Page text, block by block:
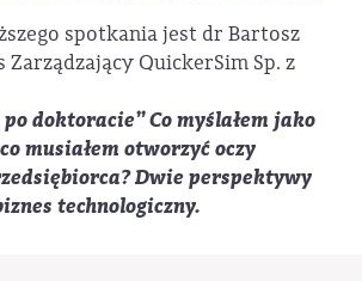
spotkania jest dr Bartosz
Zarządzający QuickerSim Sp. z
po doktoracie” Co myślałem jako
musiałem otworzyć oczy
Dwie perspektywy
technologiczny.